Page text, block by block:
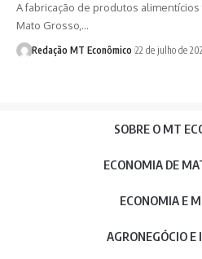
A fabricação de produtos
Mato Grosso,…
Redação MT Econômico 22 de julho de
SOBRE O MT
ECONOMIA DE
ECONOMIA E
AGRONEGÓCIO E